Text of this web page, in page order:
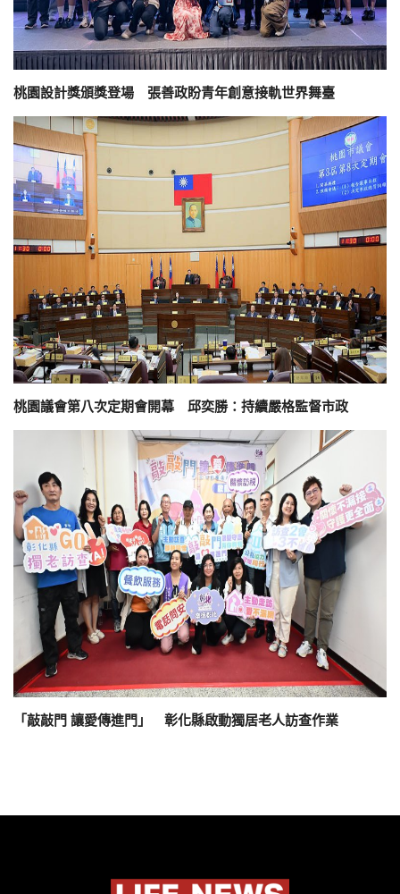
桃園設計獎頒獎登場 張善政盼青年創意接軌世界舞臺
桃園議會第八次定期會開幕 邱奕勝：持續嚴格監督市政
「敲敲門 讓愛傳進門」 彰化縣啟動獨居老人訪查作業